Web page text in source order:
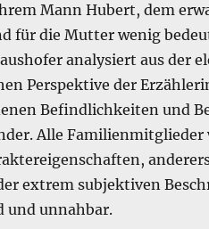
Mann Hubert, dem
für die Mutter wenig
analysiert aus der
Perspektive der
Befindlichkeiten und
Alle
extrem subjektiven
und unnahbar.